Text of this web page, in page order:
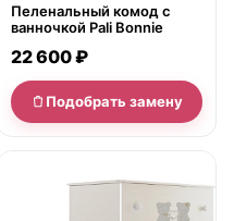
Пеленальный комод с
ванночкой Pali Bonnie
22 600 ₽
Подобрать замену